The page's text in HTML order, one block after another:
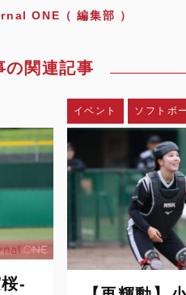
ONE（ 編集部 ）
の関連記事
-
イベント ソフトボ